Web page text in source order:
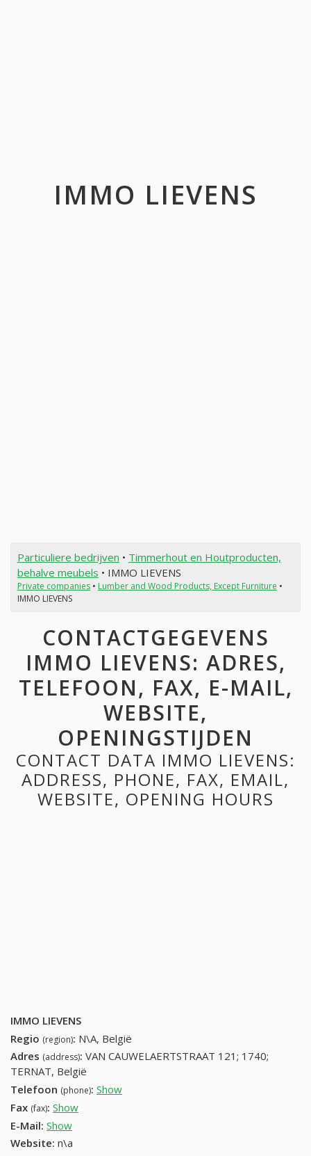
IMMO LIEVENS
Particuliere bedrijven • Timmerhout en Houtproducten,
behalve meubels • IMMO LIEVENS
Private companies• Lumber and Wood Products, Except Furniture •
IMMO LIEVENS
CONTACTGEGEVENS
IMMO LIEVENS: ADRES,
TELEFOON, FAX, E-MAIL,
WEBSITE,
OPENINGSTIJDEN
CONTACT DATA IMMO LIEVENS:
ADDRESS, PHONE, FAX, EMAIL,
WEBSITE, OPENING HOURS
IMMO LIEVENS
Regio (region): N\A, België
Adres (address): VAN CAUWELAERTSTRAAT 121; 1740;
TERNAT, België
Telefoon (phone): Show
Fax (fax): Show
E-Mail: Show
Website: n\a